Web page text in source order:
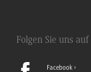
Folgen Sie uns auf
Facebook